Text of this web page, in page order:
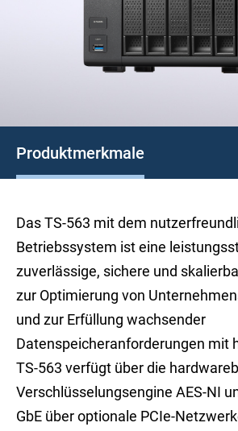
Produktmerkmale
Das TS-563 mit dem
Betriebssystem ist eine
zuverlässige, sichere und
zur Optimierung von
und zur Erfüllung wachsender
Datenspeicheranforderungen mit
TS-563 verfügt über die
Verschlüsselungsengine AES-NI
GbE über optionale PCIe-